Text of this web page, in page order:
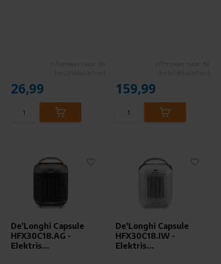
26,99 159,99
De'Longhi Capsule
HFX30C18.AG -
Elektris...
De'Longhi Capsule
HFX30C18.IW -
Elektris...